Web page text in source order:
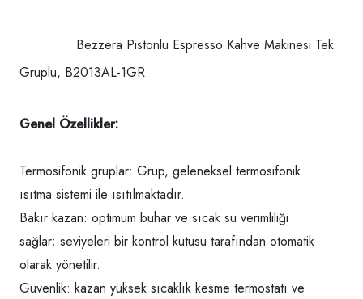
Bezzera Pistonlu Espresso Kahve Makinesi Tek
Gruplu, B2013AL-1GR
Genel Özellikler:
Termosifonik gruplar: Grup, geleneksel termosifonik
ısıtma sistemi ile ısıtılmaktadır.
Bakır kazan: optimum buhar ve sıcak su verimliliği
sağlar; seviyeleri bir kontrol kutusu tarafından otomatik
olarak yönetilir.
Güvenlik: kazan yüksek sıcaklık kesme termostatı ve